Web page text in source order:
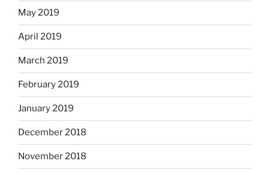
May 2019
April 2019
March 2019
February 2019
January 2019
December 2018
November 2018